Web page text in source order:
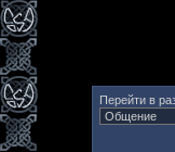
Перейти в